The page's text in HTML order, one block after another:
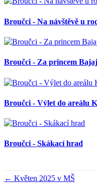
Broučci - Na návštěvě u
Broučci - Za princem
Broučci - Výlet do areálu
Broučci - Skákací hrad
← Květen 2025 v MŠ